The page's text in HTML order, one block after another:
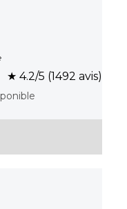
★ 4.2/5 (1492 avis)